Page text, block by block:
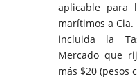
aplicable para
marítimos a
incluida la
Mercado que
más $20 (pesos